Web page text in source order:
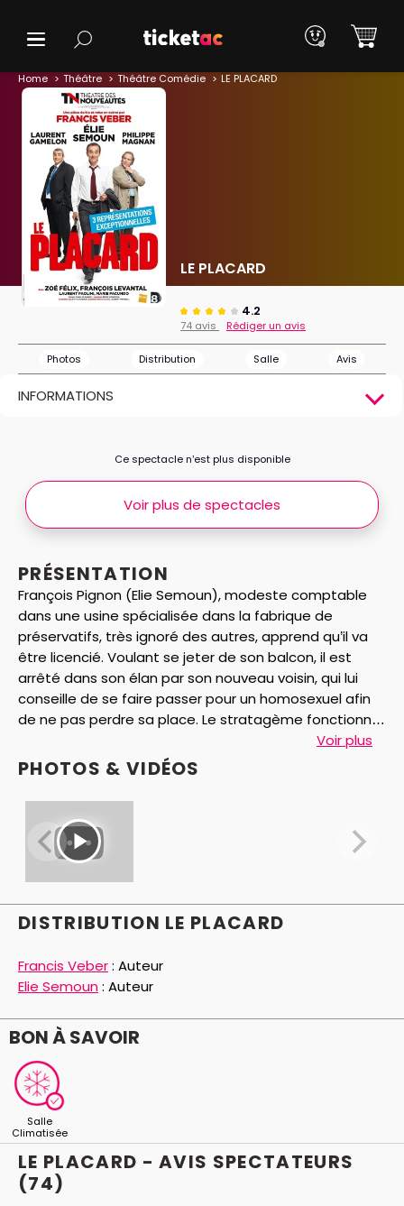
Home Théâtre Théâtre Comédie LE PLACARD
LE PLACARD
4.2
74 avis Rédiger un avis
Photos Distribution Salle Avis
INFORMATIONS
PRÉSENTATION
François Pignon (Elie Semoun), modeste comptable
dans une usine spécialisée dans la fabrique de
préservatifs, très ignoré des autres, apprend qu’il va
être licencié. Voulant se jeter de son balcon, il est
arrêté dans son élan par son nouveau voisin, qui lui
conseille de se faire passer pour un homosexuel afin
de ne pas perdre sa place. Le stratagème fonctionne
si bien que François garde sa place et que le regard
des autres change…
Voir plus
Ce spectacle n’est plus disponible
Voir plus de spectacles
PHOTOS & VIDÉOS
DISTRIBUTION LE PLACARD
Francis Veber: Auteur
Elie Semoun: Auteur
BON À SAVOIR
Salle
Climatisée
LE PLACARD - AVIS SPECTATEURS
(74)